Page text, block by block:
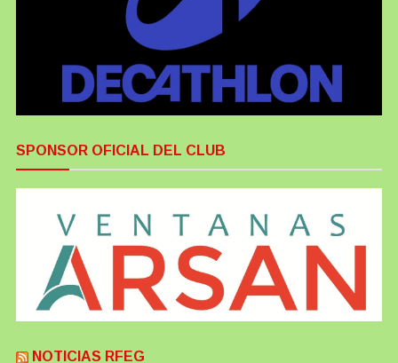
SPONSOR OFICIAL DEL CLUB
NOTICIAS RFEG